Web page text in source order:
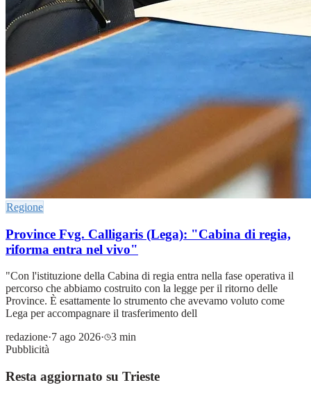
Regione
Province Fvg. Calligaris (Lega): "Cabina di regia,
riforma entra nel vivo"
"Con l'istituzione della Cabina di regia entra nella fase operativa il
percorso che abbiamo costruito con la legge per il ritorno delle
Province. È esattamente lo strumento che avevamo voluto come
Lega per accompagnare il trasferimento dell
redazione·7 ago 2026·
3 min
Pubblicità
Resta aggiornato su Trieste